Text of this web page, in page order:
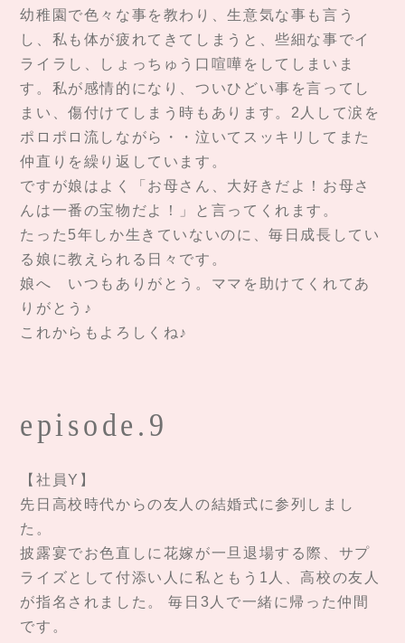
幼稚園で色々な事を教わり、生意気な事も言う
し、私も体が疲れてきてしまうと、些細な事でイ
ライラし、しょっちゅう口喧嘩をしてしまいま
す。私が感情的になり、ついひどい事を言ってし
まい、傷付けてしまう時もあります。2人して涙を
ポロポロ流しながら・・泣いてスッキリしてまた
仲直りを繰り返しています。
ですが娘はよく「お母さん、大好きだよ！お母さ
んは一番の宝物だよ！」と言ってくれます。
たった5年しか生きていないのに、毎日成長してい
る娘に教えられる日々です。
娘へ いつもありがとう。ママを助けてくれてあ
りがとう♪
これからもよろしくね♪
episode.9
【社員Y】
先日高校時代からの友人の結婚式に参列しまし
た。
披露宴でお色直しに花嫁が一旦退場する際、サプ
ライズとして付添い人に私ともう1人、高校の友人
が指名されました。 毎日3人で一緒に帰った仲間
です。